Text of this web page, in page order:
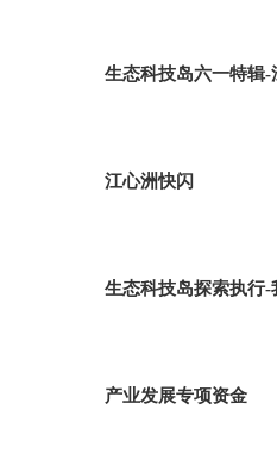
生态科技岛六一特辑-
江心洲快闪
生态科技岛探索执行-
产业发展专项资金